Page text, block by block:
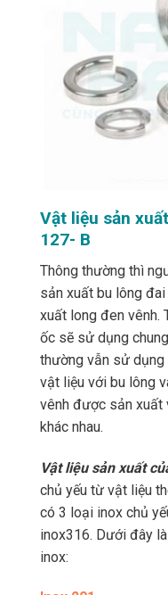
Vật liệu sản
127- B
Thông thường thì
sản xuất bu lông
xuất long đen vênh.
ốc sẽ sử dụng
thường vẫn sử dụng
vật liệu với bu lông
vênh được sản xuất
khác nhau.
Vật liệu sản xuất
chủ yếu từ vật liệu
có 3 loại inox chủ
inox316. Dưới đây
inox: